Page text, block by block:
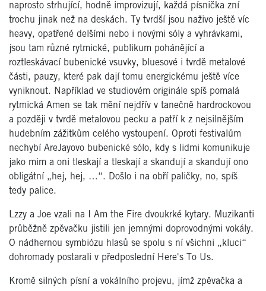
naprosto strhující, hodně improvizují, každá písnička zní
trochu jinak než na deskách. Ty tvrdší jsou naživo ještě víc
heavy, opatřené delšími nebo i novými sóly a vyhrávkami,
jsou tam různé rytmické, publikum pohánějící a
roztleskávací bubenické vsuvky, bluesové i tvrdě metalové
části, pauzy, které pak dají tomu energickému ještě více
vyniknout. Například ve studiovém originále spíš pomalá
rytmická Amen se tak mění nejdřív v tanečně hardrockovou
a později v tvrdě metalovou pecku a patří k z nejsilnějším
hudebním zážitkům celého vystoupení. Oproti festivalům
nechybí AreJayovo bubenické sólo, kdy s lidmi komunikuje
jako mim a oni tleskají a tleskají a skandují a skandují ono
obligátní „hej, hej, …“. Došlo i na obří paličky, no, spíš
tedy palice.
Lzzy a Joe vzali na I Am the Fire dvoukrké kytary. Muzikanti
průběžně zpěvačku jistili jen jemnými doprovodnými vokály.
O nádhernou symbiózu hlasů se spolu s ní všichni „kluci“
dohromady postarali v předposlední Here's To Us.
Kromě silných písní a vokálního projevu, jímž zpěvačka a